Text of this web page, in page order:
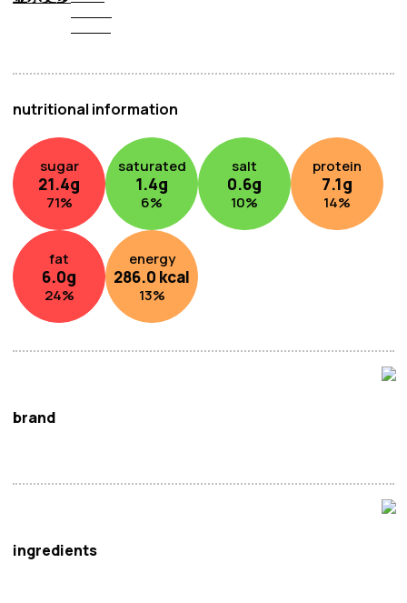
nutritional information
sugar
21.4g
71%
saturated
1.4g
6%
salt
0.6g
10%
protein
7.1g
14%
fat
6.0g
24%
energy
286.0 kcal
13%
brand
ingredients